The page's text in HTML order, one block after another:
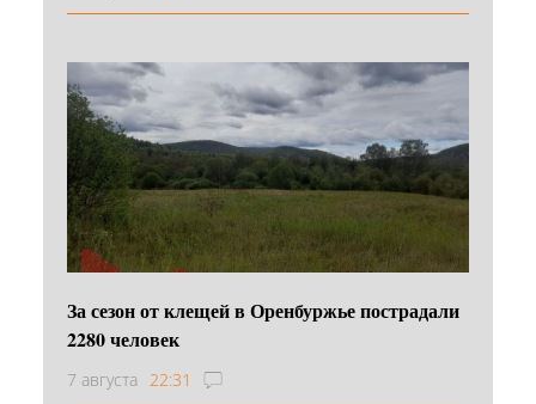
За сезон от клещей в Оренбуржье пострадали
2280 человек
7 августа 22:31